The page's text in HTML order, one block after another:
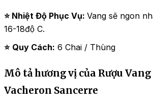
⭐ Nhiệt Độ Phục Vụ: Vang sẽ ngon
16-18độ C.
⭐ Quy Cách: 6 Chai / Thùng
Mô tả hương vị của Rượu
Vacheron Sancerre